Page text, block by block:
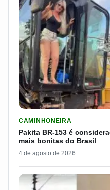
CAMINHONEIRA
Pakita BR-153 é
mais bonitas do Brasil
4 de agosto de 2026